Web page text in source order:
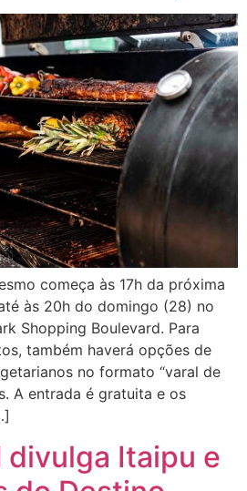
começa às 17h da próxima
às 20h do domingo (28) no
Shopping Boulevard. Para
também haverá opções de
no formato “varal de
A entrada é gratuita e os
divulga Itaipu e